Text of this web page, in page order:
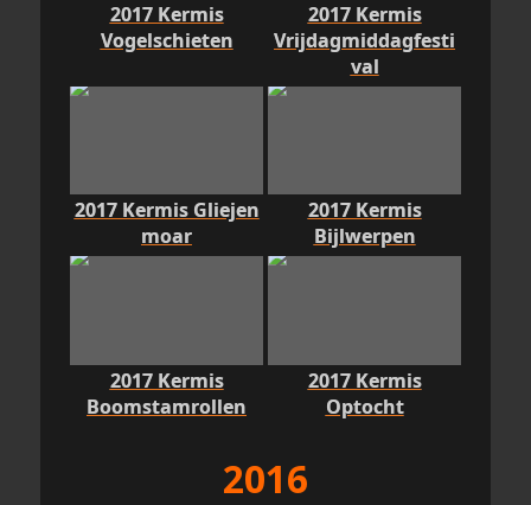
2017 Kermis
Vogelschieten
2017 Kermis
Vrijdagmiddagfesti
val
2017 Kermis Gliejen
moar
2017 Kermis
Bijlwerpen
2017 Kermis
Boomstamrollen
2017 Kermis
Optocht
2016